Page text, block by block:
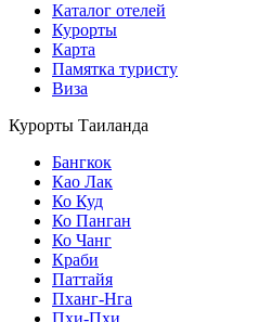
Каталог отелей
Курорты
Карта
Памятка туристу
Виза
Курорты Таиланда
Бангкок
Као Лак
Ко Куд
Ко Панган
Ко Чанг
Краби
Паттайя
Пханг-Нга
Пхи-Пхи